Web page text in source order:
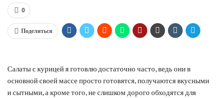
0
Поделиться
Салаты с курицей я готовлю достаточно часто, ведь они в
основной своей массе просто готовятся, получаются вкусными
и сытными, а кроме того, не слишком дорого обходятся для